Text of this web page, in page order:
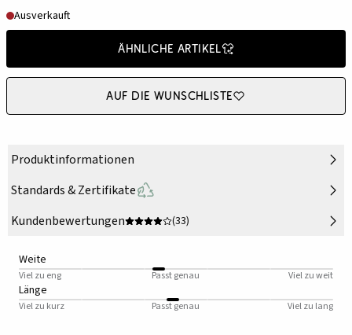
Ausverkauft
Ähnliche Artikel
Auf die Wunschliste
Produktinformationen
Standards & Zertifikate
Kundenbewertungen
(33)
Weite
Viel zu eng Passt genau Viel zu weit
Länge
Viel zu kurz Passt genau Viel zu lang